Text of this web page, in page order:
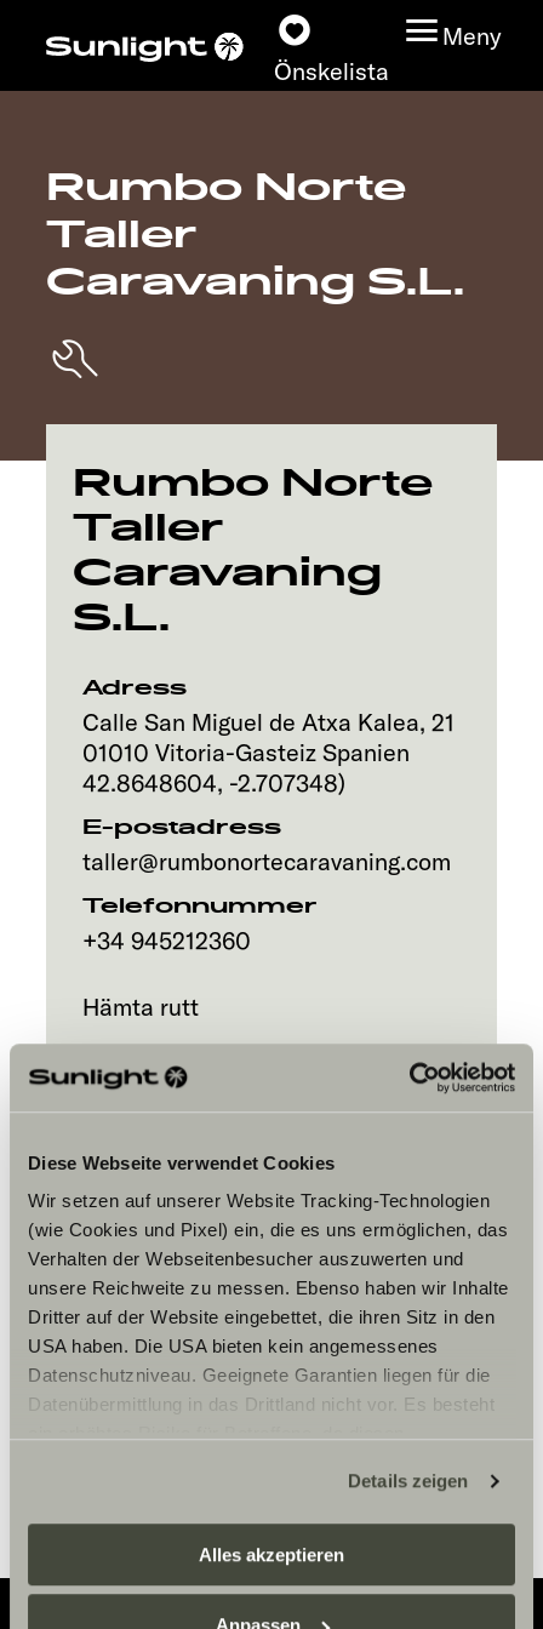
Diese Webseite verwendet Cookies
Wir setzen auf unserer Website Tracking-Technologien
(wie Cookies und Pixel) ein, die es uns ermöglichen, das
Verhalten der Webseitenbesucher auszuwerten und
unsere Reichweite zu messen. Ebenso haben wir Inhalte
Dritter auf der Website eingebettet, die ihren Sitz in den
USA haben. Die USA bieten kein angemessenes
Datenschutzniveau. Geeignete Garantien liegen für die
Datenübermittlung in das Drittland nicht vor. Es besteht
zustehen. Eingesetzte Dienstleister können Daten für
eigene Zwecke verarbeiten und mit anderen Daten
zusammenführen. Weitere Informationen finden Sie hier:
Datenschutzerklärung
Details zeigen
Alles akzeptieren
Önskelista
Meny
Modeller
Konfigurator
Find din Sunlight
Upptäck
Service
Rumbo Norte
Taller
Caravaning S.L.
Rumbo Norte
Taller
Caravaning
S.L.
Adress
Calle San Miguel de Atxa Kalea, 21
01010 Vitoria-Gasteiz Spanien
42.8648604, -2.707348)
E-postadress
taller@rumbonortecaravaning.com
Telefonnummer
+34 945212360
Hämta rutt
Vänligen acceptera
marknadsföringscookies för att se
innehållet.
Cookie-inställningar